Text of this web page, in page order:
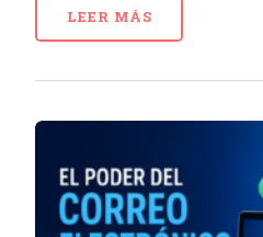
LEER MÁS